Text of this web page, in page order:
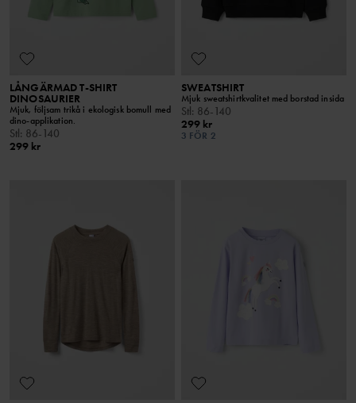
LÅNGÄRMAD T-SHIRT
DINOSAURIER
Mjuk, följsam trikå i ekologisk bomull med
dino-applikation.
Stl: 86-140
299 kr
SWEATSHIRT
Mjuk sweatshirtkvalitet med borstad insida
Stl: 86-140
299 kr
3 FÖR 2